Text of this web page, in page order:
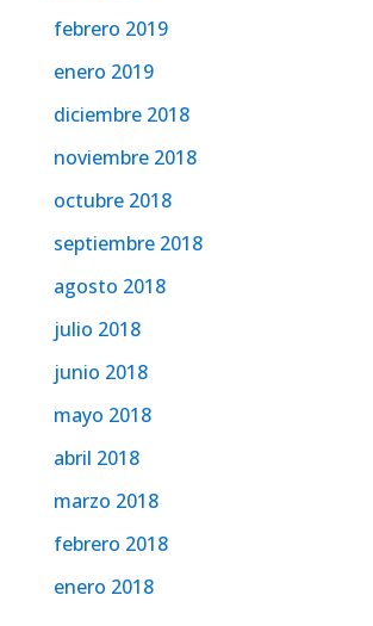
febrero 2019
enero 2019
diciembre 2018
noviembre 2018
octubre 2018
septiembre 2018
agosto 2018
julio 2018
junio 2018
mayo 2018
abril 2018
marzo 2018
febrero 2018
enero 2018